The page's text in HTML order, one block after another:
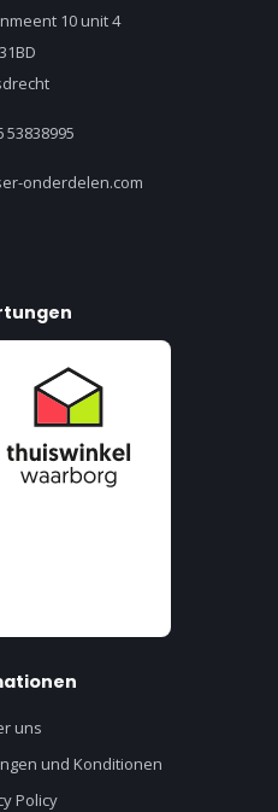
10 unit 4
53838995
onderdelen.com
uns
und Konditionen
Policy